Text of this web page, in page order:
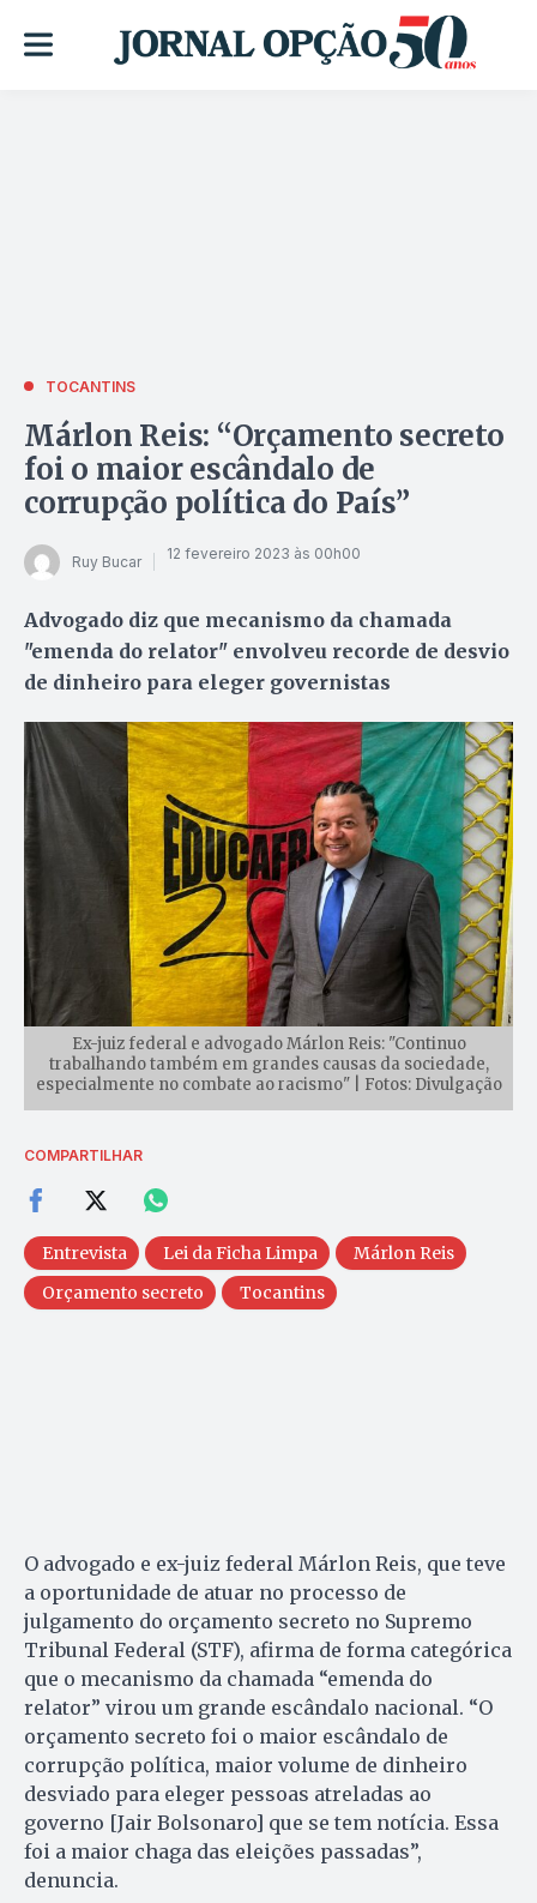
TOCANTINS
Márlon Reis: “Orçamento secreto
foi o maior escândalo de
corrupção política do País”
Ruy Bucar 12 fevereiro 2023 às 00h00
Advogado diz que mecanismo da chamada
"emenda do relator" envolveu recorde de desvio
de dinheiro para eleger governistas
Ex-juiz federal e advogado Márlon Reis: "Continuo
trabalhando também em grandes causas da sociedade,
especialmente no combate ao racismo" | Fotos: Divulgação
COMPARTILHAR
Entrevista Lei da Ficha Limpa
Márlon Reis
Orçamento secreto
Tocantins
O advogado e ex-juiz federal Márlon Reis, que teve
a oportunidade de atuar no processo de
julgamento do orçamento secreto no Supremo
Tribunal Federal (STF), afirma de forma categórica
que o mecanismo da chamada “emenda do
relator” virou um grande escândalo nacional. “O
orçamento secreto foi o maior escândalo de
corrupção política, maior volume de dinheiro
desviado para eleger pessoas atreladas ao
governo [Jair Bolsonaro] que se tem notícia. Essa
foi a maior chaga das eleições passadas”,
denuncia.